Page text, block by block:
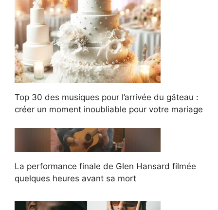
Top 30 des musiques pour l’arrivée du gâteau :
créer un moment inoubliable pour votre mariage
La performance finale de Glen Hansard filmée
quelques heures avant sa mort